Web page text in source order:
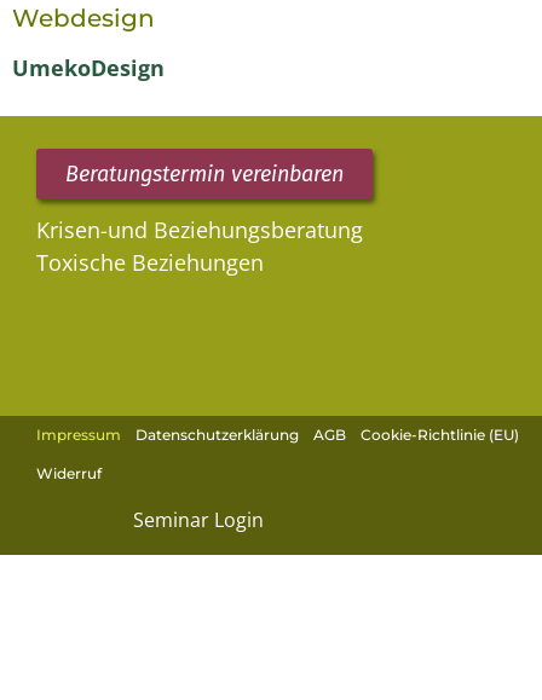
Webdesign
UmekoDesign
Beratungstermin vereinbaren
Krisen-und Beziehungsberatung
Toxische Beziehungen
Impressum Datenschutzerklärung AGB Cookie-Richtlinie (EU)
Widerruf
Seminar Login